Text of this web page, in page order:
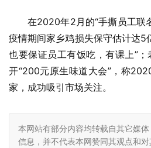
在2020年2月的“手撕员工联
疫情期间家乡鸡损失保守估计达5
也要保证员工有饭吃，有课上”
开“200元原生味道大会”，称
家，成功吸引市场关注。
本网站有部分内容均转载自其它媒
信息，并不代表本网赞同其观点和